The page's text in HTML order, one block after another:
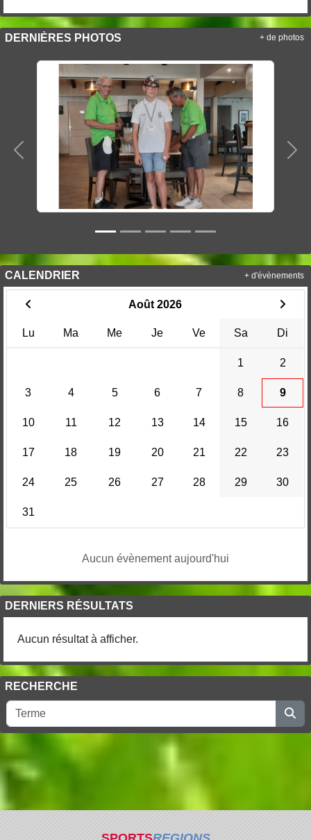
DERNIÈRES PHOTOS
Précedent
+ de photos
CALENDRIER
Août 2026
Lu Ma Me Je Ve Sa Di
1 2
3 4 5 6 7 8 9
10 11 12 13 14 15 16
17 18 19 20 21 22 23
24 25 26 27 28 29 30
31
Aucun évènement aujourd'hui
+ d'évènements
DERNIERS RÉSULTATS
Aucun résultat à afficher.
RECHERCHE